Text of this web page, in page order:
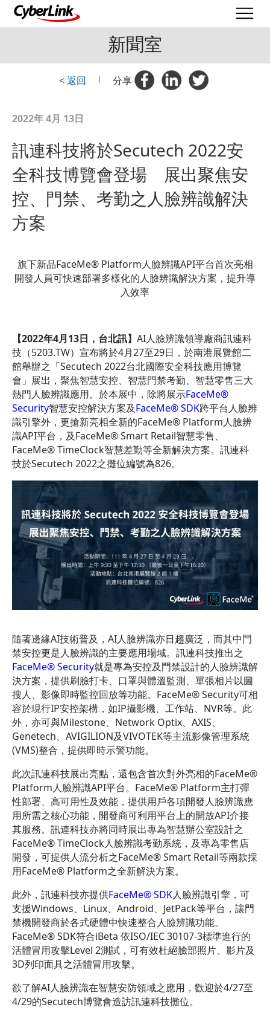
新聞室
< 返回 | 分享
2022年 4月 13日
訊連科技將於Secutech 2022安
全科技博覽會登場 展出聚焦安
控、門禁、考勤之人臉辨識解決
方案
旗下新品FaceMe® Platform人臉辨識API平台首次亮相
開發人員可快速部署多樣化的人臉辨識解決方案，提升導
入效率
【2022年4月13日，台北訊】 AI人臉辨識領導廠商訊連科
技（5203.TW）宣布將於4月27至29日，於南港展覽館二
館舉辦之「Secutech 2022台北國際安全科技應用博覽
會」展出，聚焦智慧安控、智慧門禁考勤、智慧零售三大
熱門人臉辨識應用。於本展中，除將展示FaceMe®
Security智慧安控解決方案及FaceMe® SDK跨平台人臉辨
識引擎外，更搶新亮相全新的FaceMe® Platform人臉辨
識API平台，及FaceMe® Smart Retail智慧零售、
FaceMe® TimeClock智慧差勤等全新解決方案。訊連科
技於Secutech 2022之攤位編號為826。
隨著邊緣AI技術普及，AI人臉辨識亦日趨廣泛，而其中門
禁安控更是人臉辨識的主要應用場域。訊連科技推出之
FaceMe® Security就是專為安控及門禁設計的人臉辨識解
決方案，提供刷臉打卡、口罩與體溫監測、單張相片以圖
搜人、影像即時監控回放等功能。FaceMe® Security可相
容於現行IP安控架構，如IP攝影機、工作站、NVR等。此
外，亦可與Milestone、Network Optix、AXIS、
Genetech、AVIGILION及VIVOTEK等主流影像管理系統
(VMS)整合，提供即時示警功能。
此次訊連科技展出亮點，還包含首次對外亮相的FaceMe®
Platform人臉辨識API平台。FaceMe® Platform主打彈
性部署、高可用性及效能，提供用戶各項開發人臉辨識應
用所需之核心功能，開發商可利用平台上的開放API介接
其服務。訊連科技亦將同時展出專為智慧辦公室設計之
FaceMe® TimeClock人臉辨識考勤系統，及專為零售店
開發，可提供人流分析之FaceMe® Smart Retail等兩款採
用FaceMe® Platform之全新解決方案。
此外，訊連科技亦提供FaceMe® SDK人臉辨識引擎，可
支援Windows、Linux、Android、JetPack等平台，讓門
禁機開發商於各式硬體中快速整合人臉辨識功能。
FaceMe® SDK符合iBeta 依ISO/IEC 30107-3標準進行的
活體冒用攻擊Level 2測試，可有效杜絕臉部照片、影片及
3D列印面具之活體冒用攻擊。
欲了解AI人臉辨識在智慧安防領域之應用，歡迎於4/27至
4/29的Secutech博覽會造訪訊連科技攤位。